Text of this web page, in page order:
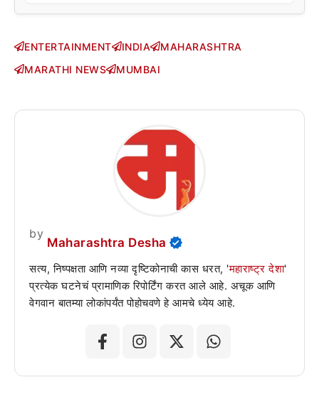
ENTERTAINMENT INDIA
MAHARASHTRA
MARATHI NEWS
MUMBAI
by
Maharashtra Desha
सत्य, निष्पक्षता आणि नव्या दृष्टिकोनाची कास धरत, 'महाराष्ट्र देशा'
प्रत्येक घटनेचं प्रामाणिक रिपोर्टिंग करत आले आहे. अचूक आणि
वेगवान बातम्या लोकांपर्यंत पोहोचवणे हे आमचे ध्येय आहे.